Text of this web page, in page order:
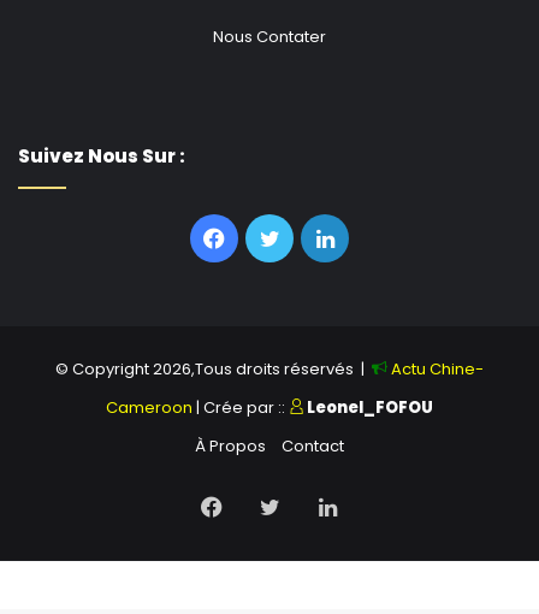
Nous Contater
Suivez Nous Sur :
Facebook
TwitterLinkedin
© Copyright 2026,Tous droits réservés |
Actu Chine-
Cameroon | Crée par ::
Leonel_FOFOU
À Propos
Contact
Facebook
TwitterLinkedin